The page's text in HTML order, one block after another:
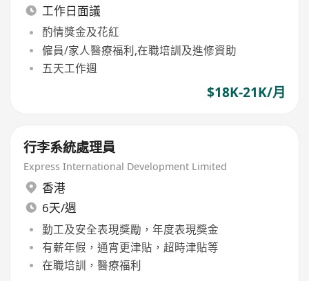
工作日面議
酌情獎金及花紅
僱員/家人醫療福利,在職培訓及進修資助
五天工作週
$18K-21K/月
行李系統處理員
Express International Development Limited
香港
6天/週
勤工及安全表現獎勵，年度表現獎金
有薪年假，通宵更津貼，超時津貼等
在職培訓，醫療福利